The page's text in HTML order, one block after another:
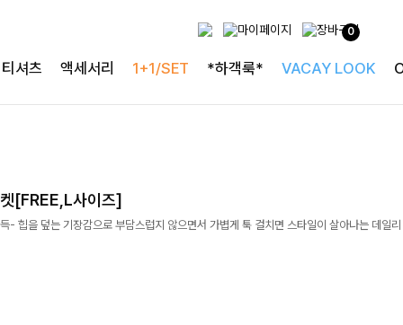
0
티셔츠 액세서리 1+1/SET *하객룩* VACAY LOOK
[FREE,L사이즈]
- 힙을 덮는 기장감으로 부담스럽지 않으면서 가볍게 툭 걸치면 스타일이 살아나는 데일